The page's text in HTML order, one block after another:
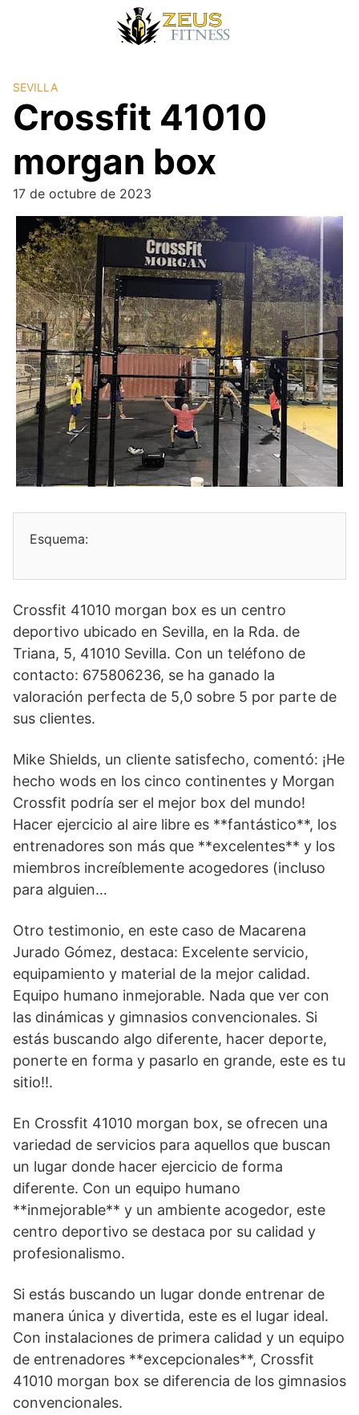
SEVILLA
Crossfit 41010
morgan box
17 de octubre de 2023
Esquema:
Crossfit 41010 morgan box es un centro
deportivo ubicado en Sevilla, en la Rda. de
Triana, 5, 41010 Sevilla. Con un teléfono de
contacto: 675806236, se ha ganado la
valoración perfecta de 5,0 sobre 5 por parte de
sus clientes.
Mike Shields, un cliente satisfecho, comentó: ¡He
hecho wods en los cinco continentes y Morgan
Crossfit podría ser el mejor box del mundo!
Hacer ejercicio al aire libre es **fantástico**, los
entrenadores son más que **excelentes** y los
miembros increíblemente acogedores (incluso
para alguien…
Otro testimonio, en este caso de Macarena
Jurado Gómez, destaca: Excelente servicio,
equipamiento y material de la mejor calidad.
Equipo humano inmejorable. Nada que ver con
las dinámicas y gimnasios convencionales. Si
estás buscando algo diferente, hacer deporte,
ponerte en forma y pasarlo en grande, este es tu
sitio!!.
En Crossfit 41010 morgan box, se ofrecen una
variedad de servicios para aquellos que buscan
un lugar donde hacer ejercicio de forma
diferente. Con un equipo humano
**inmejorable** y un ambiente acogedor, este
centro deportivo se destaca por su calidad y
profesionalismo.
Si estás buscando un lugar donde entrenar de
manera única y divertida, este es el lugar ideal.
Con instalaciones de primera calidad y un equipo
de entrenadores **excepcionales**, Crossfit
41010 morgan box se diferencia de los gimnasios
convencionales.